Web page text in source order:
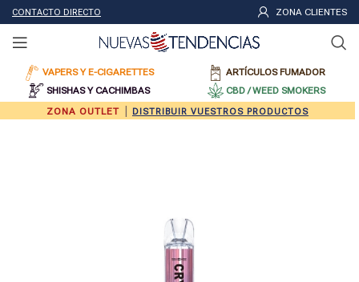
CONTACTO DIRECTO ZONA CLIENTES
VAPERS Y E-CIGARETTES
ARTÍCULOS FUMADOR
SHISHAS Y CACHIMBAS
CBD / WEED SMOKERS
ZONA OUTLET
DISTRIBUIR VUESTROS PRODUCTOS